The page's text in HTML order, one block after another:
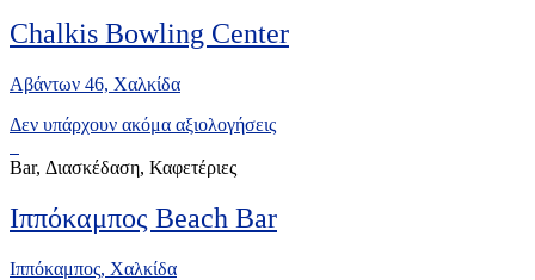
Chalkis Bowling Center
Αβάντων 46, Xαλκίδα
Δεν υπάρχουν ακόμα αξιολογήσεις
Bar, Διασκέδαση, Καφετέριες
Ιππόκαμπος Beach Bar
Ιππόκαμπος, Xαλκίδα